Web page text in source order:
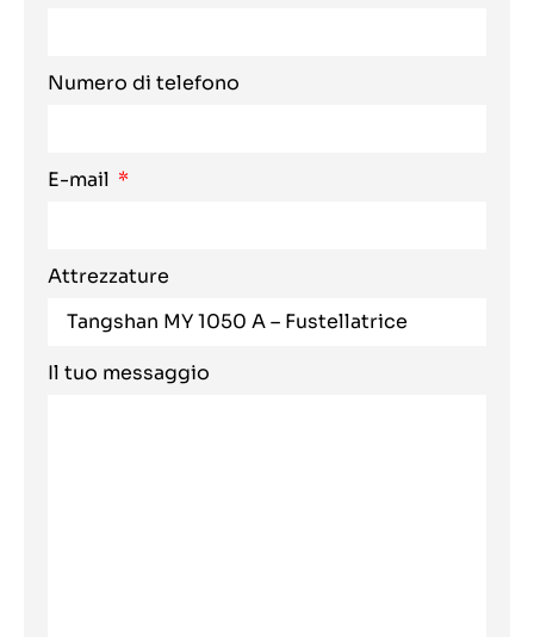
Numero di telefono
E-mail
Attrezzature
Il tuo messaggio